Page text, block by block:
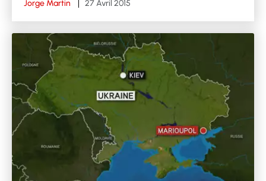
Jorge Martin 27 Avril 2015